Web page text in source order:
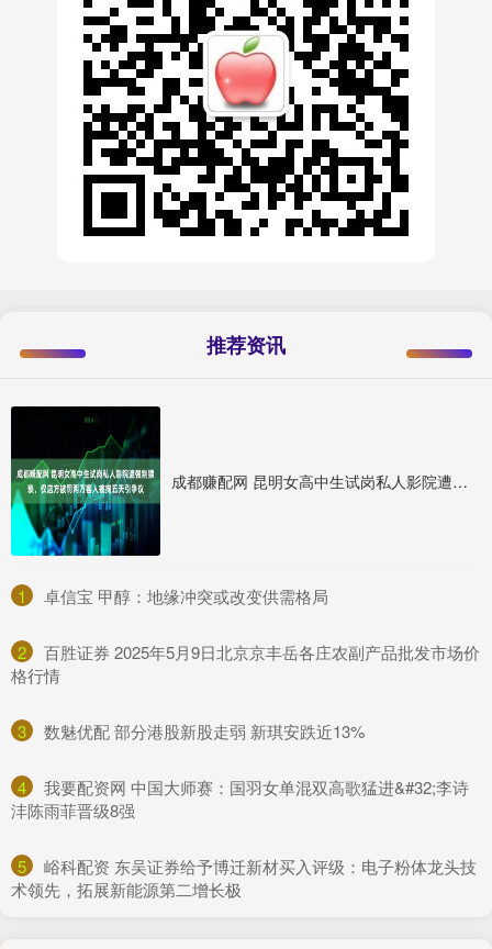
推荐资讯
成都赚配网 昆明女高中生试岗私人影院遭强制猥亵，仅店方被罚两万客人被拘五天引争议
1 ​卓信宝 甲醇：地缘冲突或改变供需格局
2
​百胜证券 2025年5月9日北京京丰岳各庄农副产品批发市场价
格行情
3 ​数魅优配 部分港股新股走弱 新琪安跌近13%
4
​我要配资网 中国大师赛：国羽女单混双高歌猛进&#32;李诗
沣陈雨菲晋级8强
5
​峪科配资 东吴证券给予博迁新材买入评级：电子粉体龙头技
术领先，拓展新能源第二增长极